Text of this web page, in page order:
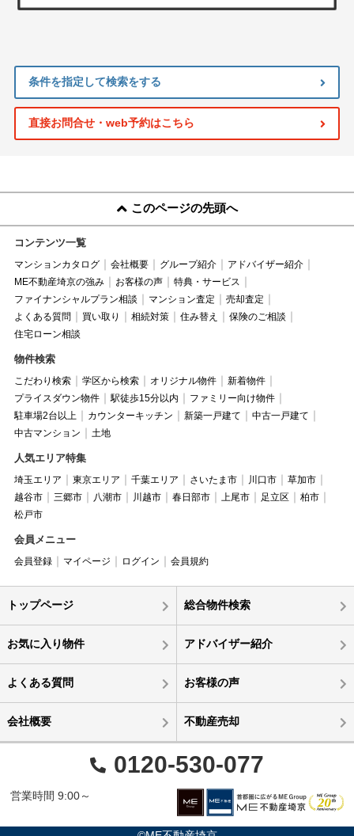
条件を指定して検索をする
直接お問合せ・web予約はこちら
このページの先頭へ
コンテンツ一覧
マンションカタログ 会社概要 グループ紹介
アドバイザー紹介
ME不動産埼京の強み
お客様の声
特典・サービス
ファイナンシャルプラン相談
マンション査定
売却査定
よくある質問
買い取り 相続対策 住み替え
保険のご相談
住宅ローン相談
物件検索
こだわり検索 学区から検索 オリジナル物件
新着物件
プライスダウン物件
駅徒歩15分以内
ファミリー向け物件
駐車場2台以上
カウンターキッチン 新築一戸建て
中古一戸建て
中古マンション
土地
人気エリア特集
埼玉エリア 東京エリア 千葉エリア さいたま市 川口市
草加市
越谷市
三郷市 八潮市 川越市 春日部市 上尾市 足立区
柏市
松戸市
会員メニュー
会員登録 マイページ ログイン 会員規約
トップページ 総合物件検索
お気に入り物件 アドバイザー紹介
よくある質問 お客様の声
会社概要 不動産売却
0120-530-077
営業時間 9:00～